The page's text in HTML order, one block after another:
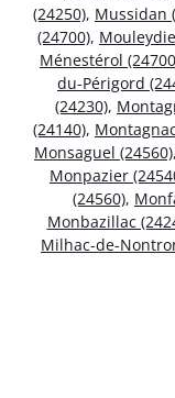
(24250), Mussidan
(24700),
Ménestérol
du-Périgord
(24230),
(24140),
Monsaguel (24560),
Monpazier
(24560),
Monbazillac
Milhac-de-